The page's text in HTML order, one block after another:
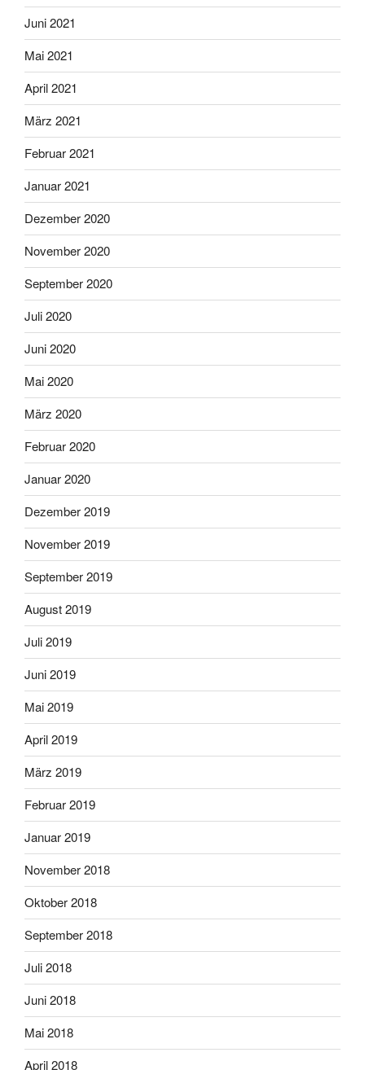
Juni 2021
Mai 2021
April 2021
März 2021
Februar 2021
Januar 2021
Dezember 2020
November 2020
September 2020
Juli 2020
Juni 2020
Mai 2020
März 2020
Februar 2020
Januar 2020
Dezember 2019
November 2019
September 2019
August 2019
Juli 2019
Juni 2019
Mai 2019
April 2019
März 2019
Februar 2019
Januar 2019
November 2018
Oktober 2018
September 2018
Juli 2018
Juni 2018
Mai 2018
April 2018